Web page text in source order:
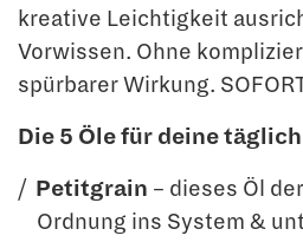
kreative Leichtigkeit
Vorwissen. Ohne
spürbarer Wirkung.
Die 5 Öle für deine
Petitgrain – dieses Öl
Ordnung ins System &